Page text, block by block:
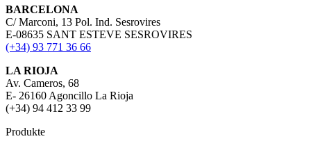
BARCELONA
C/ Marconi, 13 Pol. Ind. Sesrovires
E-08635 SANT ESTEVE SESROVIRES
(+34) 93 771 36 66
LA RIOJA
Av. Cameros, 68
E- 26160 Agoncillo La Rioja
(+34) 94 412 33 99
Produkte